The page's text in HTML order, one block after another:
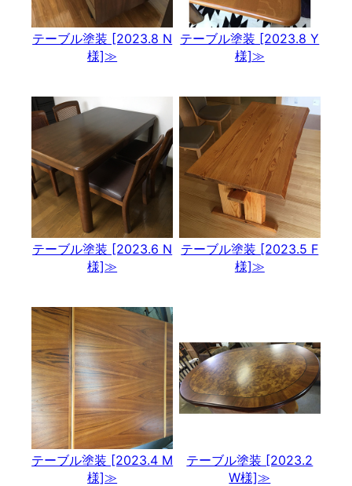
テーブル塗装 [2023.8 N
様]≫
テーブル塗装 [2023.8 Y
様]≫
テーブル塗装 [2023.6 N
様]≫
テーブル塗装 [2023.5 F
様]≫
テーブル塗装 [2023.4 M
様]≫
テーブル塗装 [2023.2
W様]≫